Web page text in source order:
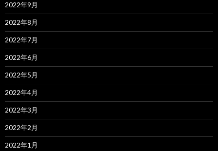
2022年9月
2022年8月
2022年7月
2022年6月
2022年5月
2022年4月
2022年3月
2022年2月
2022年1月